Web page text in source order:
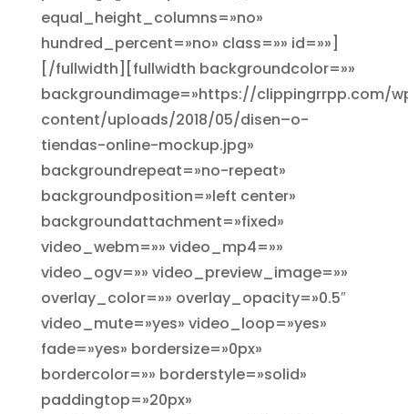
equal_height_columns=»no»
hundred_percent=»no» class=»» id=»»]
[/fullwidth][fullwidth backgroundcolor=»»
backgroundimage=»https://clippingrrpp.com/
content/uploads/2018/05/disen–o-
tiendas-online-mockup.jpg»
backgroundrepeat=»no-repeat»
backgroundposition=»left center»
backgroundattachment=»fixed»
video_webm=»» video_mp4=»»
video_ogv=»» video_preview_image=»»
overlay_color=»» overlay_opacity=»0.5″
video_mute=»yes» video_loop=»yes»
fade=»yes» bordersize=»0px»
bordercolor=»» borderstyle=»solid»
paddingtop=»20px»